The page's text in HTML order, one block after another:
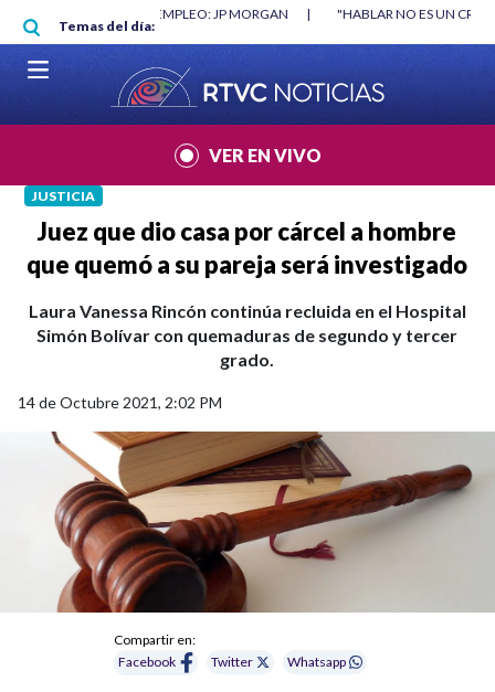
Pasar al contenido principal
Temas del día:
"HABLAR NO ES UN CRIMEN": CARTA DE BETO CORAL |
VER EN VIVO
JUSTICIA
Juez que dio casa por cárcel a hombre
que quemó a su pareja será investigado
Laura Vanessa Rincón continúa recluida en el Hospital
Simón Bolívar con quemaduras de segundo y tercer
grado.
14 de Octubre 2021, 2:02 PM
Compartir en:
Facebook
Twitter Whatsapp